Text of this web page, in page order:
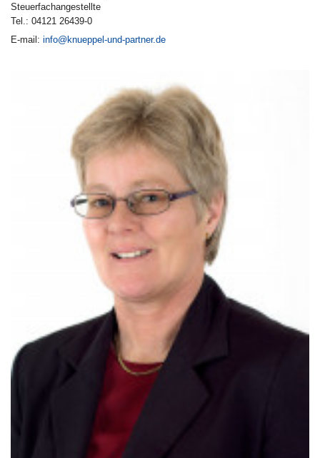
Steuerfachangestellte
Tel.: 04121 26439-0
E-mail: info@knueppel-und-partner.de